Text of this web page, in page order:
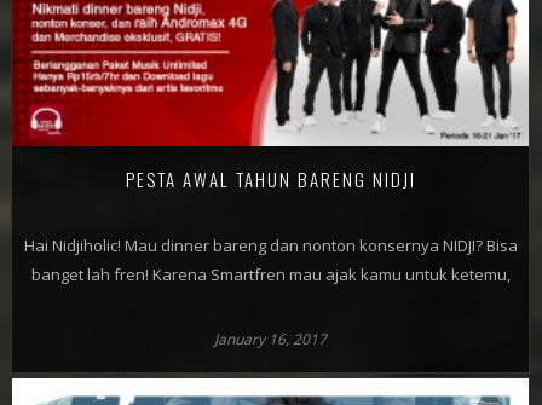
PESTA AWAL TAHUN BARENG NIDJI
Hai Nidjiholic! Mau dinner bareng dan nonton konsernya NIDJI? Bisa
banget lah fren! Karena Smartfren mau ajak kamu untuk ketemu,
January 16, 2017